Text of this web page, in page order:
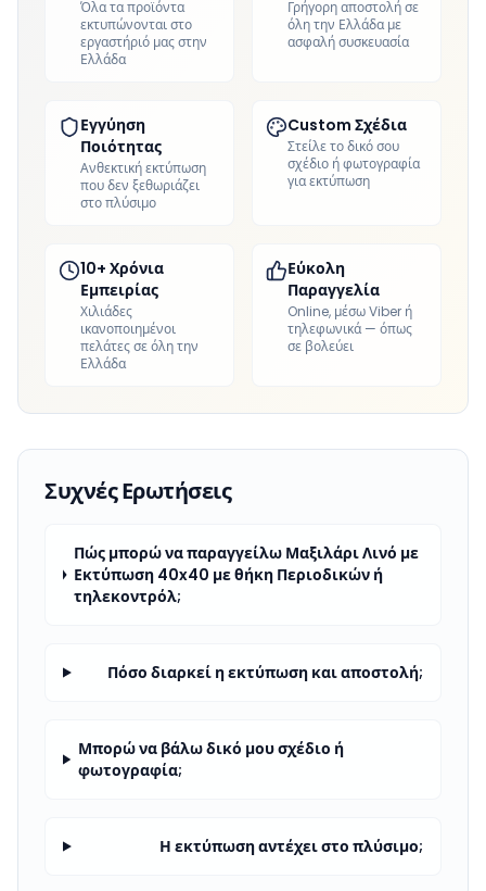
Όλα τα προϊόντα
εκτυπώνονται στο
εργαστήριό μας στην
Ελλάδα
Γρήγορη αποστολή σε
όλη την Ελλάδα με
ασφαλή συσκευασία
Εγγύηση
Ποιότητας
Ανθεκτική εκτύπωση
που δεν ξεθωριάζει
στο πλύσιμο
Custom Σχέδια
Στείλε το δικό σου
σχέδιο ή φωτογραφία
για εκτύπωση
10+ Χρόνια
Εμπειρίας
Χιλιάδες
ικανοποιημένοι
πελάτες σε όλη την
Ελλάδα
Εύκολη
Παραγγελία
Online, μέσω Viber ή
τηλεφωνικά — όπως
σε βολεύει
Συχνές Ερωτήσεις
Πώς μπορώ να παραγγείλω Μαξιλάρι Λινό με
Εκτύπωση 40x40 με θήκη Περιοδικών ή
τηλεκοντρόλ;
Πόσο διαρκεί η εκτύπωση και αποστολή;
Μπορώ να βάλω δικό μου σχέδιο ή
φωτογραφία;
Η εκτύπωση αντέχει στο πλύσιμο;